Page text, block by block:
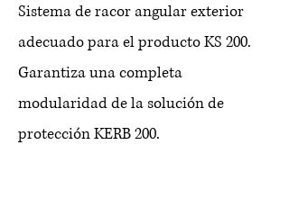
Sistema de racor angular exterior
adecuado para el producto KS 200.
Garantiza una completa
modularidad de la solución de
protección KERB 200.